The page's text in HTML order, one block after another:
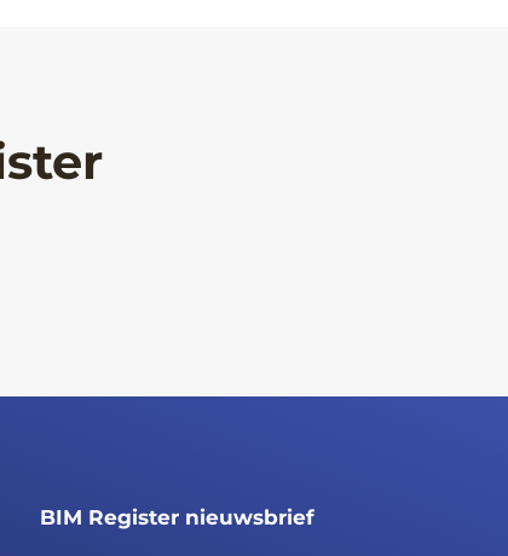
BIM Register nieuwsbrief